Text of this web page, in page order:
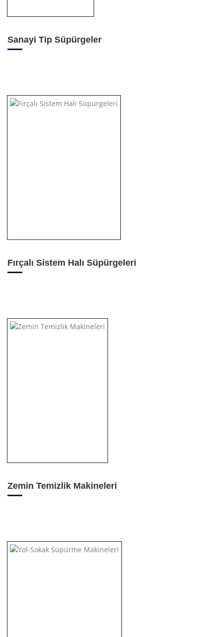
Sanayi Tip Süpürgeler
Fırçalı Sistem Halı Süpürgeleri
Zemin Temizlik Makineleri